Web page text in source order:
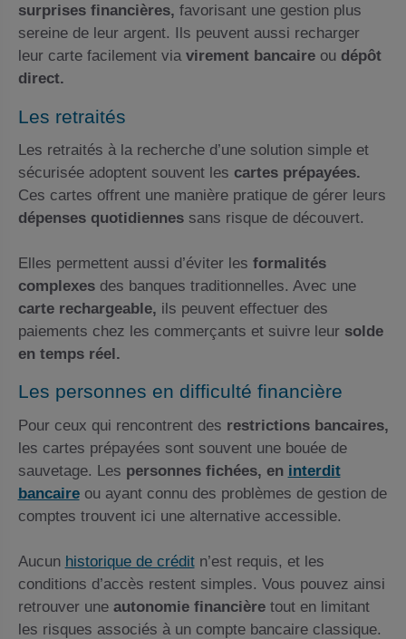
surprises financières, favorisant une gestion plus
sereine de leur argent. Ils peuvent aussi recharger
leur carte facilement via virement bancaireou dépôt
direct.
Les retraités
Les retraités à la recherche d’une solution simple et
sécurisée adoptent souvent les cartes prépayées.
Ces cartes offrent une manière pratique de gérer leurs
dépenses quotidiennessans risque de découvert.
Elles permettent aussi d’éviter les formalités
complexesdes banques traditionnelles. Avec une
carte rechargeable, ils peuvent effectuer des
paiements chez les commerçants et suivre leur solde
en temps réel.
Les personnes en difficulté financière
Pour ceux qui rencontrent des restrictions bancaires,
les cartes prépayées sont souvent une bouée de
sauvetage. Les personnes fichées, en interdit
bancaireou ayant connu des problèmes de gestion de
comptes trouvent ici une alternative accessible.
Aucun historique de créditn’est requis, et les
conditions d’accès restent simples. Vous pouvez ainsi
retrouver une autonomie financièretout en limitant
les risques associés à un compte bancaire classique.